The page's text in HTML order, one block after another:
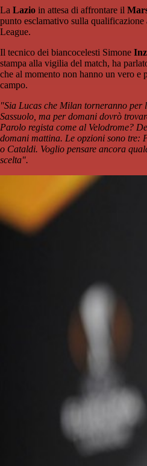
La Lazio in attesa di affrontare il
punto esclamativo sulla
League.
Il tecnico dei biancocelesti Simone
stampa alla vigilia del match, ha
che al momento non hanno un vero e
campo.
"Sia Lucas che Milan torneranno
Sassuolo, ma per domani dovrò
Parolo regista come al Velodrome?
domani mattina. Le opzioni sono tre:
o Cataldi. Voglio pensare ancora
scelta".